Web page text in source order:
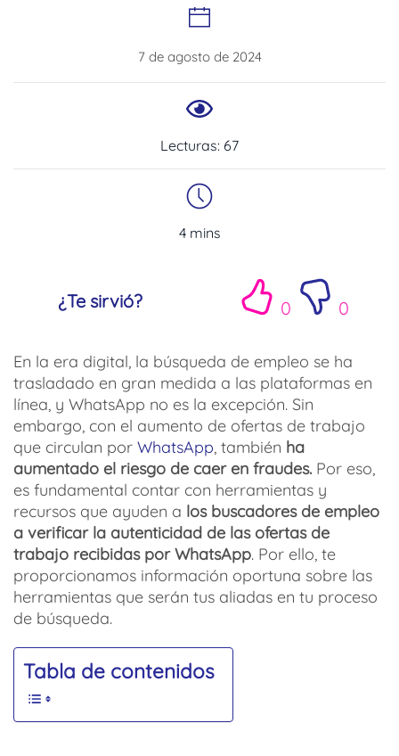
7 de agosto de 2024
Lecturas: 67
¿Te sirvió? 0 0
En la era digital, la búsqueda de empleo se ha
trasladado en gran medida a las plataformas en
línea, y WhatsApp no es la excepción. Sin
embargo, con el aumento de ofertas de trabajo
que circulan por WhatsApp , también ha
aumentado el riesgo de caer en fraudes. Por eso,
es fundamental contar con herramientas y
recursos que ayuden a los buscadores de empleo
a verificar la autenticidad de las ofertas de
trabajo recibidas por WhatsApp. Por ello, te
proporcionamos información oportuna sobre las
herramientas que serán tus aliadas en tu proceso
de búsqueda.
Tabla de contenidos